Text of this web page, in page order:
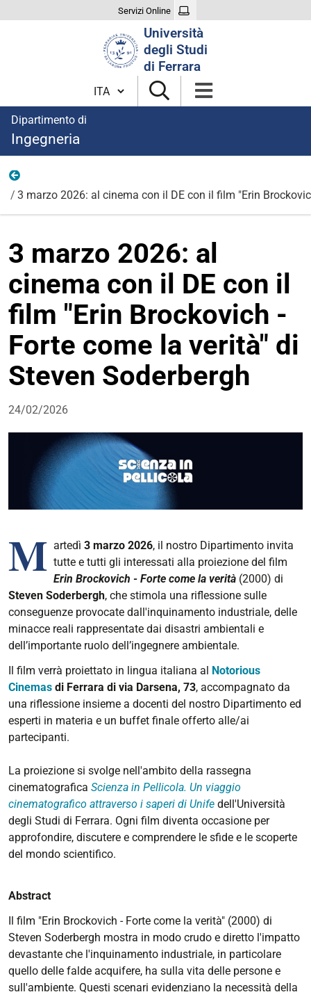
Servizi Online
Università
degli Studi
di Ferrara
Cambia lingua
Dipartimento di
Ingegneria
3 marzo 2026: al cinema con il DE con il film "Erin
3 marzo 2026: al
cinema con il DE con il
film "Erin Brockovich -
Forte come la verità" di
Steven Soderbergh
24/02/2026
M artedì 3 marzo 2026, il nostro Dipartimento invita
tutte e tutti gli interessati alla proiezione del film
Erin Brockovich - Forte come la verità (2000) di
Steven Soderbergh, che stimola una riflessione sulle
conseguenze provocate dall'inquinamento industriale, delle
minacce reali rappresentate dai disastri ambientali e
dell’importante ruolo dell’ingegnere ambientale.
Il film verrà proiettato in lingua italiana al Notorious
Cinemas di Ferrara di via Darsena, 73, accompagnato da
una riflessione insieme a docenti del nostro Dipartimento ed
esperti in materia e un buffet finale offerto alle/ai
partecipanti.
La proiezione si svolge nell'ambito della rassegna
cinematografica Scienza in Pellicola. Un viaggio
cinematografico attraverso i saperi di Unife dell'Università
degli Studi di Ferrara. Ogni film diventa occasione per
approfondire, discutere e comprendere le sfide e le scoperte
del mondo scientifico.
Abstract
Il film "Erin Brockovich - Forte come la verità" (2000) di
Steven Soderbergh mostra in modo crudo e diretto l'impatto
devastante che l'inquinamento industriale, in particolare
quello delle falde acquifere, ha sulla vita delle persone e
sull'ambiente. Questi scenari evidenziano la necessità della